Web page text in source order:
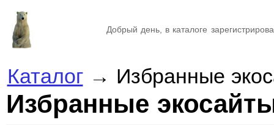
Добрый день, в каталоге
Каталог→ Избранные
Избранные